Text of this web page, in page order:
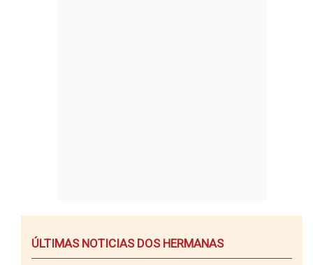
ÚLTIMAS NOTICIAS DOS HERMANAS